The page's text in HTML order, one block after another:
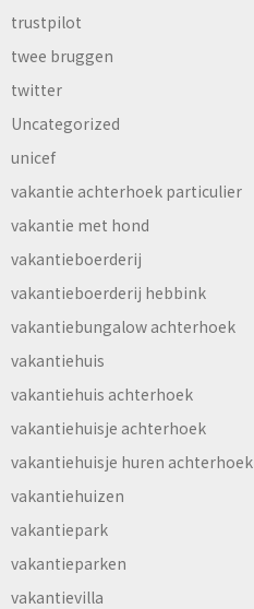
trustpilot
twee bruggen
twitter
Uncategorized
unicef
vakantie achterhoek particulier
vakantie met hond
vakantieboerderij
vakantieboerderij hebbink
vakantiebungalow achterhoek
vakantiehuis
vakantiehuis achterhoek
vakantiehuisje achterhoek
vakantiehuisje huren achterhoek
vakantiehuizen
vakantiepark
vakantieparken
vakantievilla